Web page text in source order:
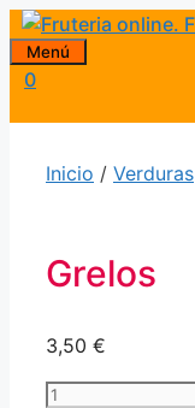
Saltar
contenido
Menú
0
Inicio / Verduras
Grelos
3,50 €
Grelos